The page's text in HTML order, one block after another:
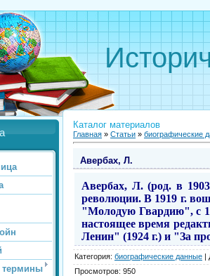
термины
Каталог материалов
Главная » Статьи » биографические
Авербах, Л.
Авербах, Л. (род. в
революции. В 1919 г.
"Молодую Гвардию", с
настоящее время
Ленин" (1924 г.) и "За
Категория: биографические данные |
Просмотров: 950